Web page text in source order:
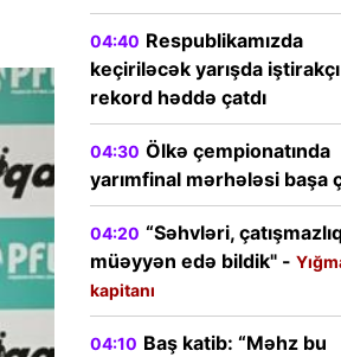
04:40 Respublikamızda
keçiriləcək yarışda iştirakçı
rekord həddə çatdı
04:30 Ölkə çempionatında
yarımfinal mərhələsi başa
04:20 “Səhvləri,
müəyyən edə bildik" -
kapitanı
04:10 Baş katib: “Məhz bu